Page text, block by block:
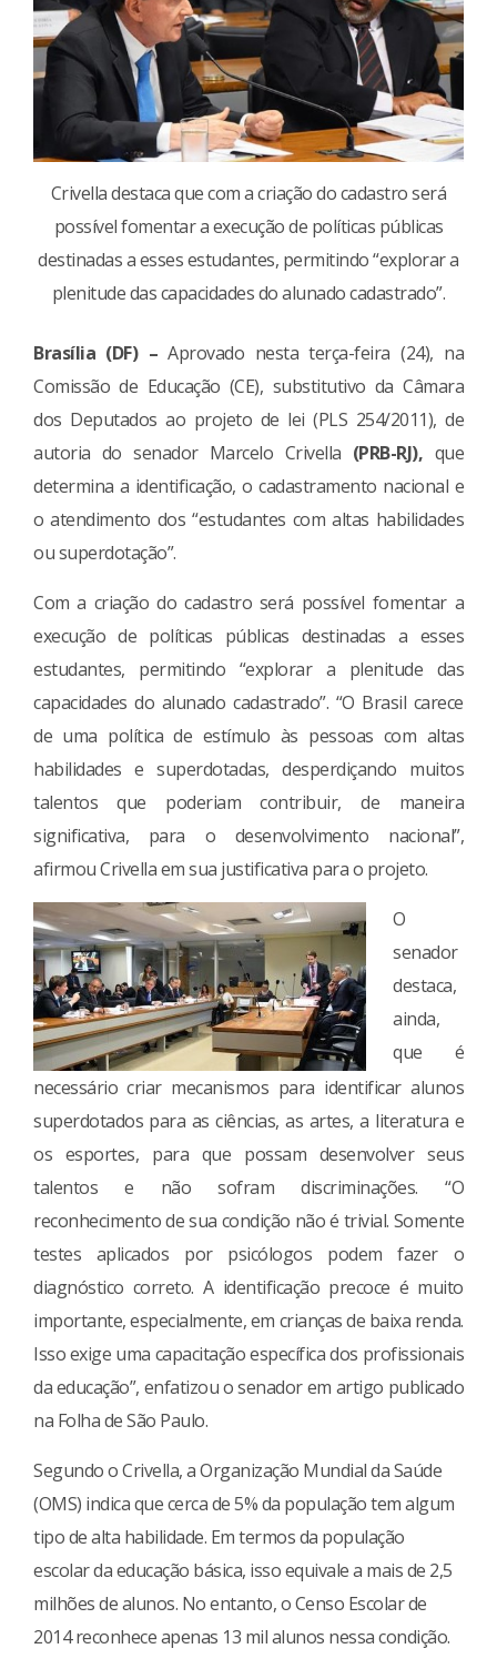
Crivella destaca que com a criação do cadastro será
possível fomentar a execução de políticas públicas
destinadas a esses estudantes, permitindo “explorar a
plenitude das capacidades do alunado cadastrado”.
Brasília (DF) – Aprovado nesta terça-feira (24), na
Comissão de Educação (CE), substitutivo da Câmara
dos Deputados ao projeto de lei (PLS 254/2011), de
autoria do senador Marcelo Crivella (PRB-RJ), que
determina a identificação, o cadastramento nacional e
o atendimento dos “estudantes com altas habilidades
ou superdotação”.
Com a criação do cadastro será possível fomentar a
execução de políticas públicas destinadas a esses
estudantes, permitindo “explorar a plenitude das
capacidades do alunado cadastrado”. “O Brasil carece
de uma política de estímulo às pessoas com altas
habilidades e superdotadas, desperdiçando muitos
talentos que poderiam contribuir, de maneira
significativa, para o desenvolvimento nacional”,
afirmou Crivella em sua justificativa para o projeto.
O
senador
destaca,
ainda,
que é
necessário criar mecanismos para identificar alunos
superdotados para as ciências, as artes, a literatura e
os esportes, para que possam desenvolver seus
talentos e não sofram discriminações. “O
reconhecimento de sua condição não é trivial. Somente
testes aplicados por psicólogos podem fazer o
diagnóstico correto. A identificação precoce é muito
importante, especialmente, em crianças de baixa renda.
Isso exige uma capacitação específica dos profissionais
da educação”, enfatizou o senador em artigo publicado
na Folha de São Paulo.
Segundo o Crivella, a Organização Mundial da Saúde
(OMS) indica que cerca de 5% da população tem algum
tipo de alta habilidade. Em termos da população
escolar da educação básica, isso equivale a mais de 2,5
milhões de alunos. No entanto, o Censo Escolar de
2014 reconhece apenas 13 mil alunos nessa condição.